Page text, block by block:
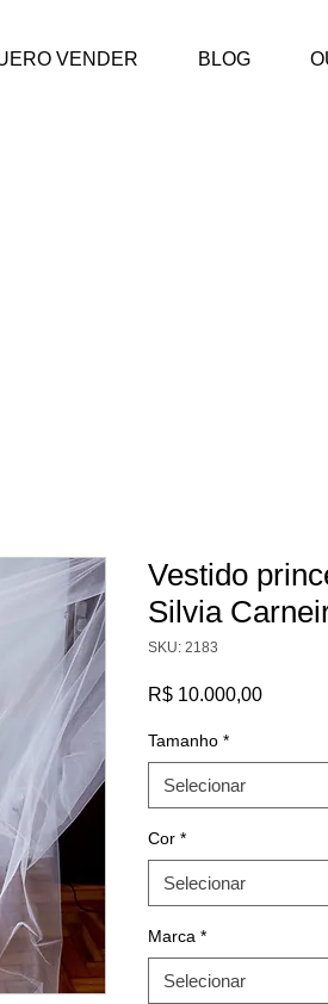
VENDER BLOG
Vestido
Silvia
SKU: 2183
R$ 10.000,00Preço
Tamanho *
Selecionar
Cor *
Selecionar
Marca *
Selecionar